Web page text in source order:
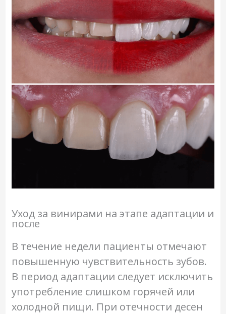
Уход за винирами на этапе адаптации и
после
В течение недели пациенты отмечают
повышенную чувствительность зубов.
В период адаптации следует исключить
употребление слишком горячей или
холодной пищи. При отечности десен